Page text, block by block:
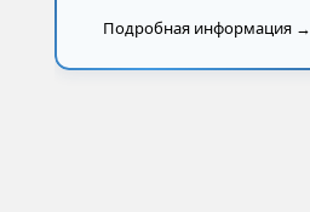
Подробная информация →